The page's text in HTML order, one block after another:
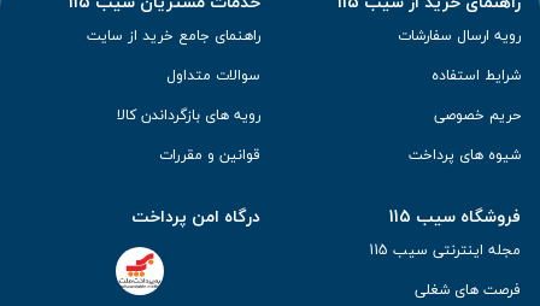
رویه ارسال سفارشات
شرایط استفاده
حریم خصوصی
شیوه های پرداخت
راهنمای جامع خرید از سایت
سوالات متداول
رویه های بازگرداندن کالا
قوانین و مقررات
فروشگاه سیب 115
مجله اینترنتی سیب 115
فرصت های شغلی
درگاه امن پرداخت